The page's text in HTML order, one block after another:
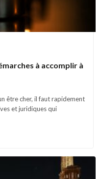
à accomplir à
être cher, il faut rapidement
et juridiques qui